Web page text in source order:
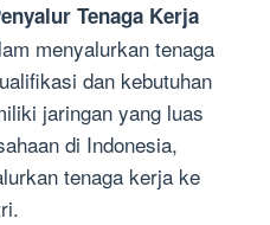
Tenaga Kerja
menyalurkan tenaga
dan kebutuhan
jaringan yang luas
di Indonesia,
tenaga kerja ke